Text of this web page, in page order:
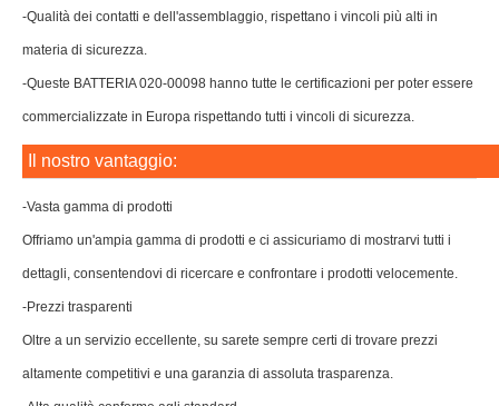
-Qualità dei contatti e dell'assemblaggio, rispettano i vincoli più alti in
materia di sicurezza.
-Queste BATTERIA 020-00098 hanno tutte le certificazioni per poter essere
commercializzate in Europa rispettando tutti i vincoli di sicurezza.
Il nostro vantaggio:
-Vasta gamma di prodotti
Offriamo un'ampia gamma di prodotti e ci assicuriamo di mostrarvi tutti i
dettagli, consentendovi di ricercare e confrontare i prodotti velocemente.
-Prezzi trasparenti
Oltre a un servizio eccellente, su sarete sempre certi di trovare prezzi
altamente competitivi e una garanzia di assoluta trasparenza.